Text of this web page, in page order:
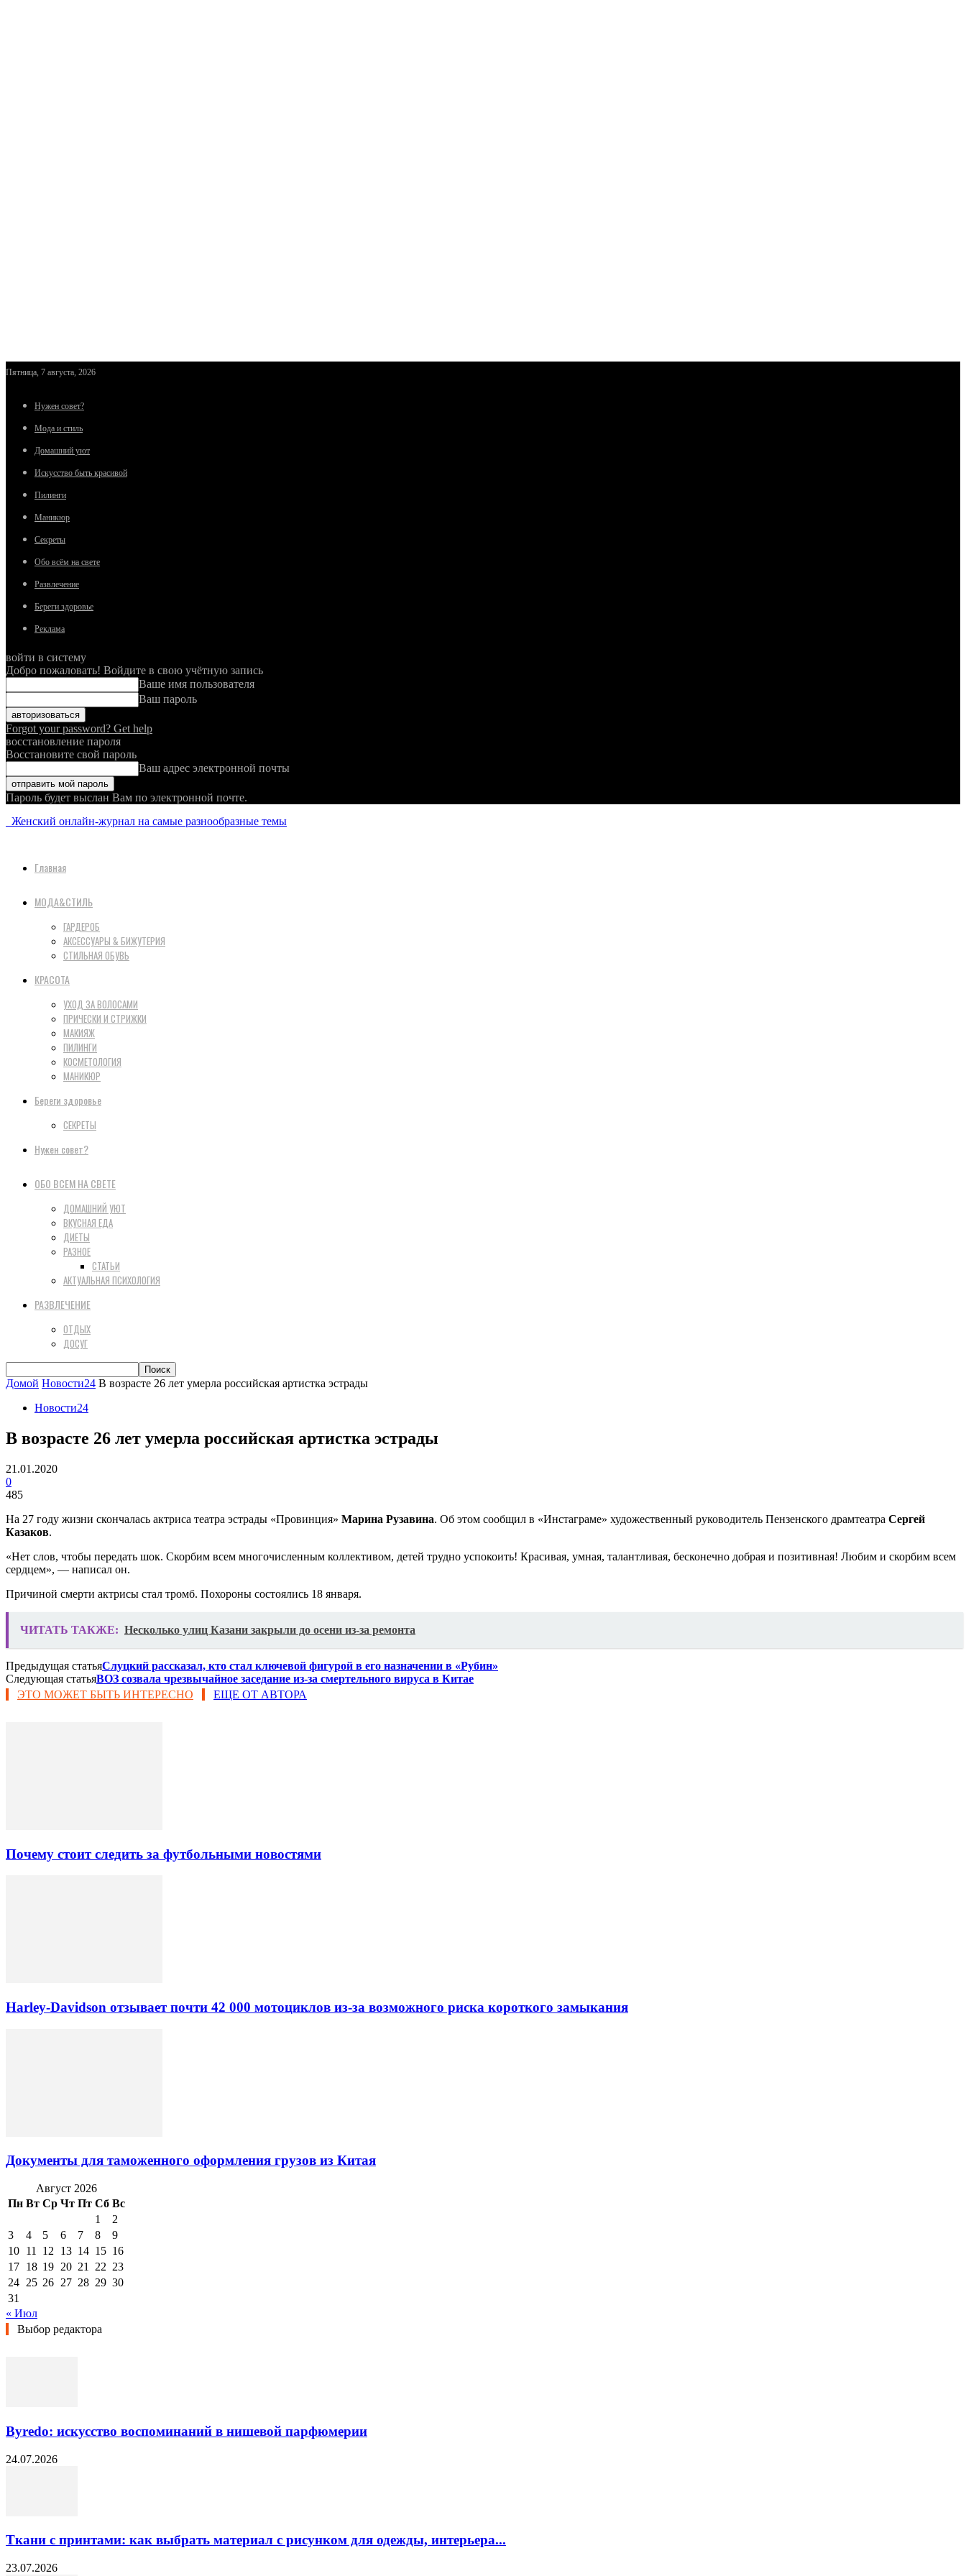
Пятница, 7 августа, 2026
Нужен совет?
Мода и стиль
Домашний уют
Искусство быть красивой
Пилинги
Маникюр
Секреты
Обо всём на свете
Развлечение
Береги здоровье
Реклама
войти в систему
Добро пожаловать! Войдите в свою учётную запись
Ваше имя пользователя
Ваш пароль
Forgot your password? Get help
восстановление пароля
Восстановите свой пароль
Ваш адрес электронной почты
Пароль будет выслан Вам по электронной почте.
Женский онлайн-журнал на самые разнообразные темы
Главная
МОДА&СТИЛЬ
ГАРДЕРОБ
АКСЕССУАРЫ & БИЖУТЕРИЯ
СТИЛЬНАЯ ОБУВЬ
КРАСОТА
УХОД ЗА ВОЛОСАМИ
ПРИЧЕСКИ И СТРИЖКИ
МАКИЯЖ
ПИЛИНГИ
КОСМЕТОЛОГИЯ
МАНИКЮР
Береги здоровье
СЕКРЕТЫ
Нужен совет?
ОБО ВСЕМ НА СВЕТЕ
ДОМАШНИЙ УЮТ
ВКУСНАЯ ЕДА
ДИЕТЫ
РАЗНОЕ
СТАТЬИ
АКТУАЛЬНАЯ ПСИХОЛОГИЯ
РАЗВЛЕЧЕНИЕ
ОТДЫХ
ДОСУГ
Домой Новости24 В возрасте 26 лет умерла российская артистка эстрады
Новости24
В возрасте 26 лет умерла российская артистка эстрады
21.01.2020
0
485
На 27 году жизни скончалась актриса театра эстрады «Провинция» Марина Рузавина. Об этом сообщил в «Инстаграме» художественный руководитель Пензенского драмтеатра Сергей
Казаков.
«Нет слов, чтобы передать шок. Скорбим всем многочисленным коллективом, детей трудно успокоить! Красивая, умная, талантливая, бесконечно добрая и позитивная! Любим и скорбим всем
сердцем», — написал он.
Причиной смерти актрисы стал тромб. Похороны состоялись 18 января.
ЧИТАТЬ ТАКЖЕ: Несколько улиц Казани закрыли до осени из-за ремонта​
Предыдущая статьяСлуцкий рассказал, кто стал ключевой фигурой в его назначении в «Рубин»
Следующая статьяВОЗ созвала чрезвычайное заседание из-за смертельного вируса в Китае
ЭТО МОЖЕТ БЫТЬ ИНТЕРЕСНО
ЕЩЕ ОТ АВТОРА
Почему стоит следить за футбольными новостями
Harley-Davidson отзывает почти 42 000 мотоциклов из-за возможного риска короткого замыкания
Документы для таможенного оформления грузов из Китая
Август 2026
Пн Вт Ср Чт Пт Сб Вс
1
2
3
4 5 6 7 8
9
10 11 12 13 14 15 16
17 18 19 20 21 22 23
24 25 26 27 28 29 30
31
« Июл
Выбор редактора
Byredo: искусство воспоминаний в нишевой парфюмерии
24.07.2026
Ткани с принтами: как выбрать материал с рисунком для одежды, интерьера...
23.07.2026